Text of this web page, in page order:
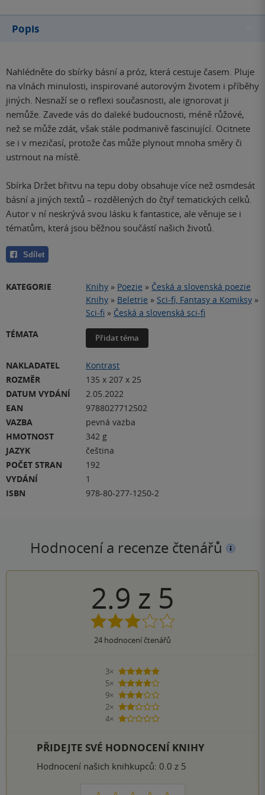
Popis
Nahlédněte do sbírky básní a próz, která cestuje časem. Pluje
na vlnách minulosti, inspirované autorovým životem i příběhy
jiných. Nesnaží se o reflexi současnosti, ale ignorovat ji
nemůže. Zavede vás do daleké budoucnosti, méně růžové,
než se může zdát, však stále podmanivě fascinující. Ocitnete
se i v mezičasí, protože čas může plynout mnoha směry či
ustrnout na místě.
Sbírka Držet břitvu na tepu doby obsahuje více než osmdesát
básní a jiných textů – rozdělených do čtyř tematických celků.
Autor v ní neskrývá svou lásku k fantastice, ale věnuje se i
tématům, která jsou běžnou součástí našich životů.
Sdílet
KATEGORIE Knihy » Poezie » Česká a slovenská poezie
Knihy » Beletrie » Sci-fi, Fantasy a Komiksy »
Sci-fi » Česká a slovenská sci-fi
TÉMATA
Přidat téma
NAKLADATEL
Kontrast
ROZMĚR
135 x 207 x 25
DATUM VYDÁNÍ
2.05.2022
EAN
9788027712502
VAZBA
pevná vazba
HMOTNOST
342 g
JAZYK
čeština
POČET STRAN
192
VYDÁNÍ
1
ISBN
978-80-277-1250-2
Hodnocení a recenze čtenářů
2.9 z 5
24 hodnocení čtenářů
3×
5 hvězdiček
5×
4 hvězdičky
9×
3 hvězdičky
2×
2 hvězdičky
4×
1 hvezdička
PŘIDEJTE SVÉ HODNOCENÍ KNIHY
Hodnocení našich knihkupců: 0.0 z 5